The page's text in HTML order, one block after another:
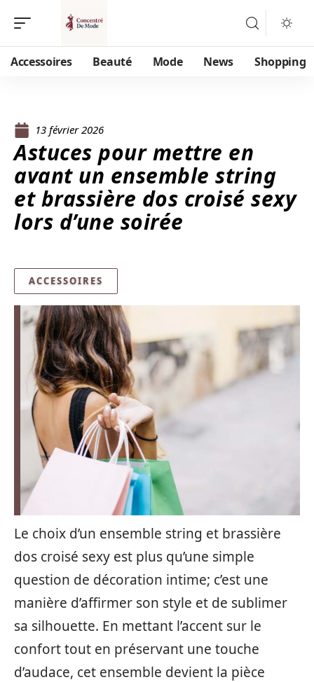
Accessoires Beauté Mode News Shopping
13 février 2026
Astuces pour mettre en
avant un ensemble string
et brassière dos croisé sexy
lors d’une soirée
ACCESSOIRES
Le choix d’un ensemble string et brassière
dos croisé sexy est plus qu’une simple
question de décoration intime; c’est une
manière d’affirmer son style et de sublimer
sa silhouette. En mettant l’accent sur le
confort tout en préservant une touche
d’audace, cet ensemble devient la pièce